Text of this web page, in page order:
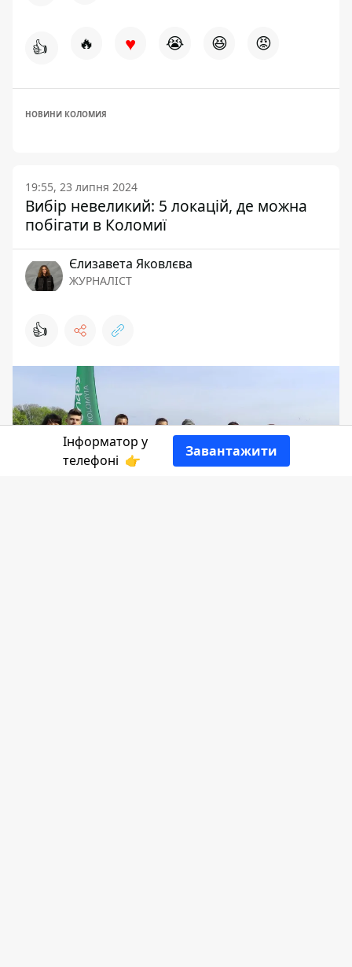
👍 🔥 ♥ 😭 😆 😡
НОВИНИ КОЛОМИЯ
19:55, 23 липня 2024
Вибір невеликий: 5 локацій, де можна
побігати в Коломиї
Єлизавета Яковлєва
ЖУРНАЛІСТ
👍
Інформатор у
телефоні 👉
Завантажити